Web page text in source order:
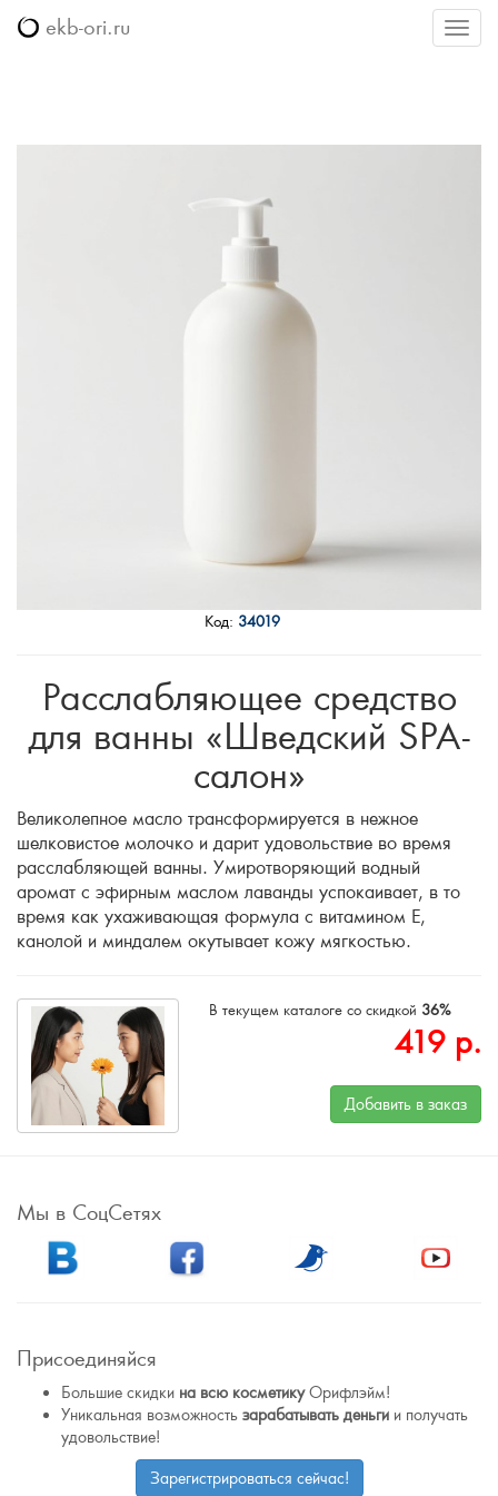
Меню
ekb-ori.ru
Код: 34019
Расслабляющее средство
для ванны «Шведский SPA-
салон»
Великолепное масло трансформируется в нежное
шелковистое молочко и дарит удовольствие во время
расслабляющей ванны. Умиротворяющий водный
аромат с эфирным маслом лаванды успокаивает, в то
время как ухаживающая формула с витамином Е,
канолой и миндалем окутывает кожу мягкостью.
В текущем каталоге со скидкой 36%
419 р.
Добавить в заказ
Мы в СоцСетях
Присоединяйся
Большие скидки на всю косметикуОрифлэйм!
Уникальная возможность зарабатывать деньги и получать
удовольствие!
Зарегистрироваться сейчас!